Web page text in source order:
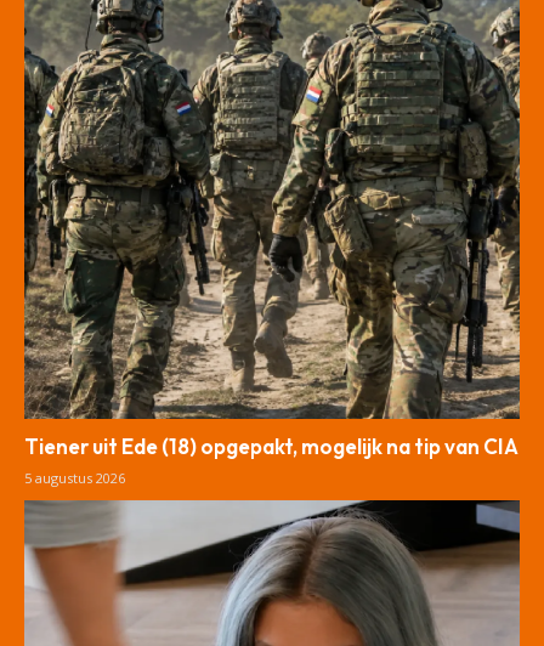
Tiener uit Ede (18) opgepakt, mogelijk na tip van CIA
5 augustus 2026